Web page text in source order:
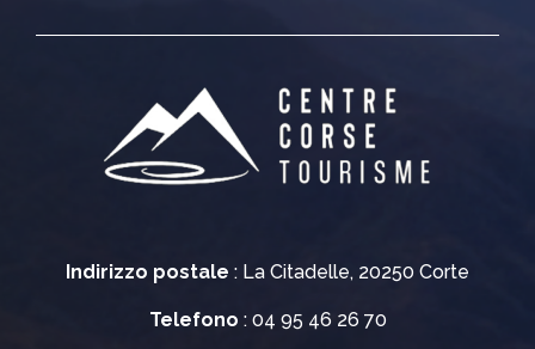
Indirizzo postale : La Citadelle, 20250 Corte
Telefono : 04 95 46 26 70